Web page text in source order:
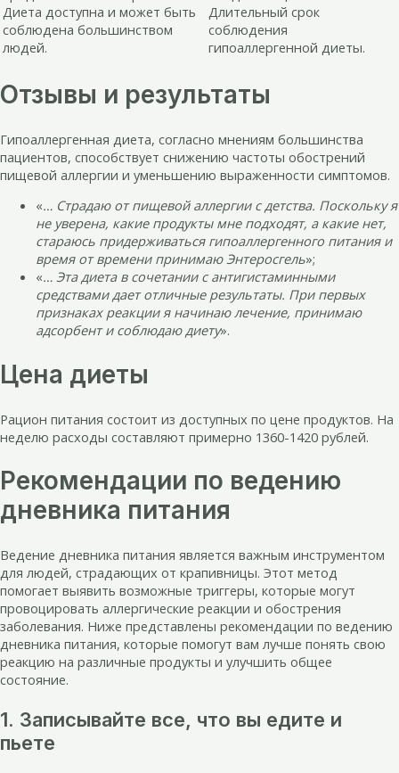
Диета доступна и может быть
соблюдена большинством
людей.
Длительный срок
соблюдения
гипоаллергенной диеты.
Отзывы и результаты
Гипоаллергенная диета, согласно мнениям большинства
пациентов, способствует снижению частоты обострений
пищевой аллергии и уменьшению выраженности симптомов.
«… Страдаю от пищевой аллергии с детства. Поскольку я
не уверена, какие продукты мне подходят, а какие нет,
стараюсь придерживаться гипоаллергенного питания и
время от времени принимаю Энтеросгель»;
«… Эта диета в сочетании с антигистаминными
средствами дает отличные результаты. При первых
признаках реакции я начинаю лечение, принимаю
адсорбент и соблюдаю диету».
Цена диеты
Рацион питания состоит из доступных по цене продуктов. На
неделю расходы составляют примерно 1360-1420 рублей.
Рекомендации по ведению
дневника питания
Ведение дневника питания является важным инструментом
для людей, страдающих от крапивницы. Этот метод
помогает выявить возможные триггеры, которые могут
провоцировать аллергические реакции и обострения
заболевания. Ниже представлены рекомендации по ведению
дневника питания, которые помогут вам лучше понять свою
реакцию на различные продукты и улучшить общее
состояние.
1. Записывайте все, что вы едите и
пьете